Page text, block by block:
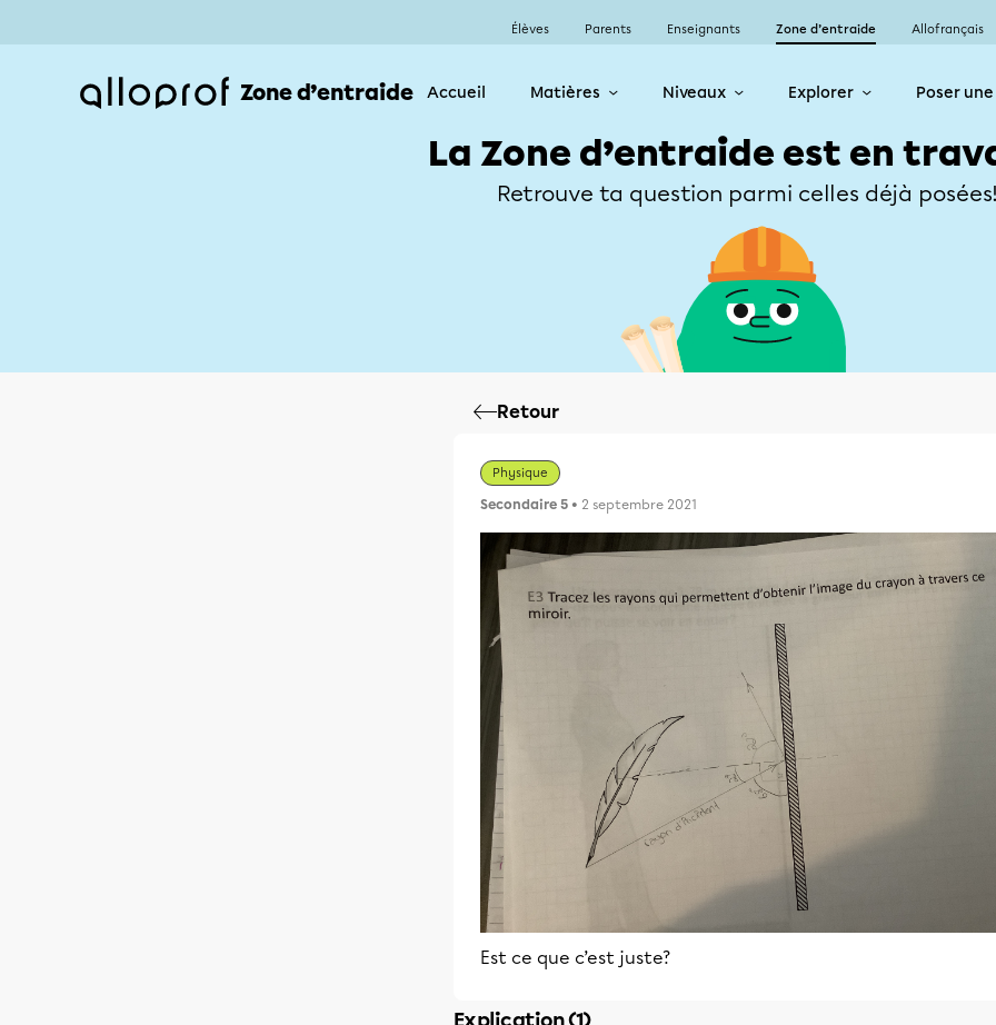
Élèves Parents Enseignants Zone d’entraide Allofrançais
Zone d’entraide Accueil Matières Niveaux Explorer Poser
La Zone d’entraide est en
Retrouve ta question parmi celles déjà
Retour
Physique
Secondaire 5 • 2 septembre 2021
Est ce que c’est juste?